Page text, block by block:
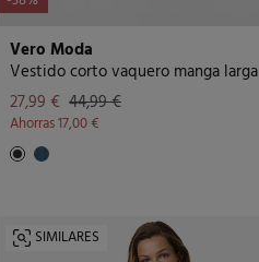
Vero Moda
Vestido corto vaquero manga larga
27,99 € 44,99 €
Ahorras17,00 €
SIMILARES